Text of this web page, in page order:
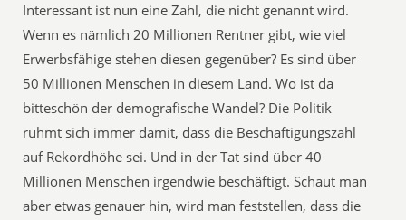
Interessant ist nun eine Zahl, die nicht genannt wird.
Wenn es nämlich 20 Millionen Rentner gibt, wie viel
Erwerbsfähige stehen diesen gegenüber? Es sind über
50 Millionen Menschen in diesem Land. Wo ist da
bitteschön der demografische Wandel? Die Politik
rühmt sich immer damit, dass die Beschäftigungszahl
auf Rekordhöhe sei. Und in der Tat sind über 40
Millionen Menschen irgendwie beschäftigt. Schaut man
aber etwas genauer hin, wird man feststellen, dass die